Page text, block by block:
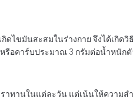
ดไขมันสะสมในร่างกาย จึงได้เกิ
รือคาร์บประมาณ 3 กรัมต่อน้ำหนักตั
าทานในแต่ละวัน แต่เน้นให้ควา